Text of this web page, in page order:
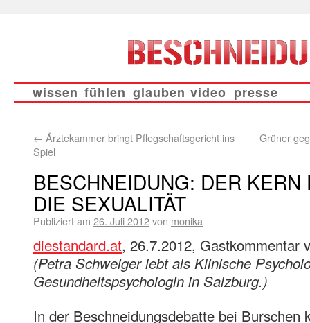
wissen fühlen glauben video presse
← Ärztekammer bringt Pflegschaftsgericht ins
Spiel
Grüner
BESCHNEIDUNG: DER KERN
DIE SEXUALITÄT
Publiziert am 26. Juli 2012von monika
diestandard.at, 26.7.2012, Gastkommentar
(Petra Schweiger lebt als Klinische
Gesundheitspsychologin in Salzburg.)
In der Beschneidungsdebatte bei Burschen